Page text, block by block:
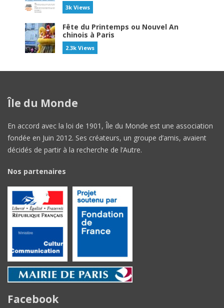
3k Views
Fête du Printemps ou Nouvel An
chinois à Paris
2.3k Views
Île du Monde
En accord avec la loi de 1901, Île du Monde est une association
fondée en Juin 2012. Ses créateurs, un groupe d’amis, avaient
décidés de partir à la recherche de l’Autre.
Nos partenaires
Facebook